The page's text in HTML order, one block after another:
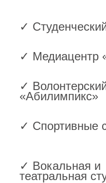
✓
✓ Медиацентр
✓
«Абилимпикс»
✓ Спортивные
✓ Вокальная и
театральная